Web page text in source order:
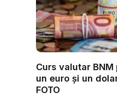
Curs valutar
un euro și un
FOTO